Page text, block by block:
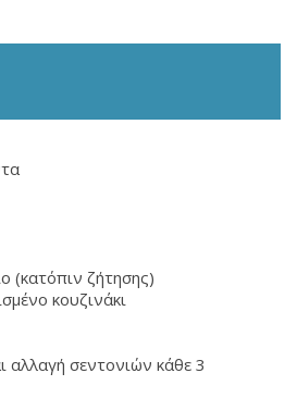
(κατόπιν ζήτησης)
κουζινάκι
αλλαγή σεντονιών κάθε 3